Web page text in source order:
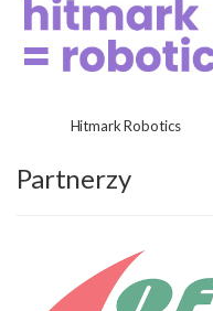
Hitmark Robotics
Partnerzy